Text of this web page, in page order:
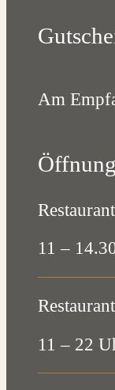
Am
11 –
11 – 22